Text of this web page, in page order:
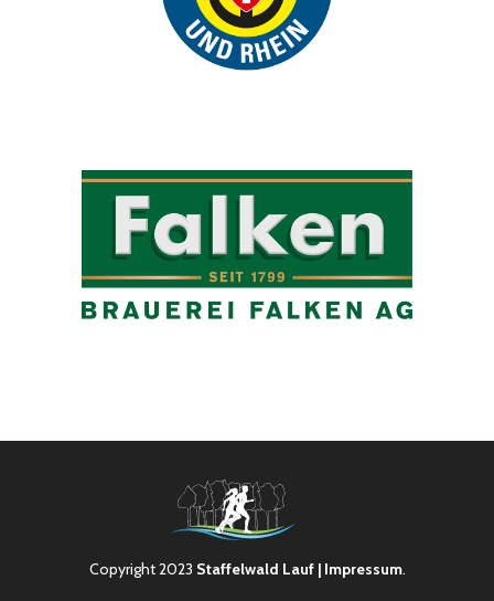
Copyright 2023 Staffelwald Lauf| Impressum.